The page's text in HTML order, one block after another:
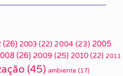
(26) 2003 (22) 2004 (23) 2005
(26) 2009(25) 2010 (22) 2011
(45) ambiente (17)